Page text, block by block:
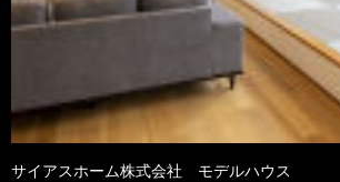
サイアスホーム株式会社 モデルハウス